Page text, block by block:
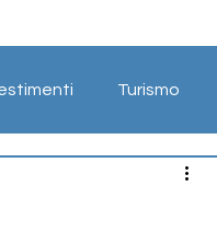
Turismo